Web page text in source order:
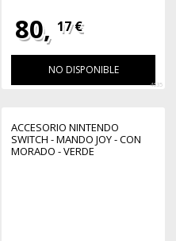
80, 17 €
NO DISPONIBLE
4635
ACCESORIO NINTENDO
SWITCH - MANDO JOY - CON
MORADO - VERDE